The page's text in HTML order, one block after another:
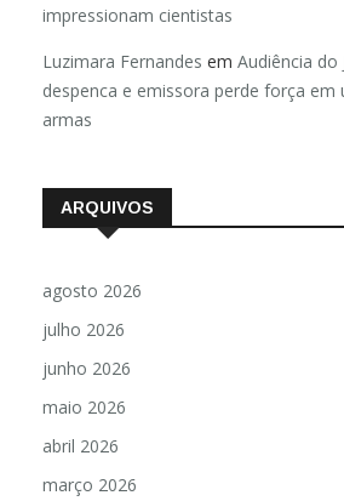
impressionam cientistas
Luzimara Fernandes em Audiência do
despenca e emissora perde força em
armas
ARQUIVOS
agosto 2026
julho 2026
junho 2026
maio 2026
abril 2026
março 2026